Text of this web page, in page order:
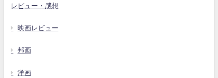
レビュー・感想
映画レビュー
邦画
洋画